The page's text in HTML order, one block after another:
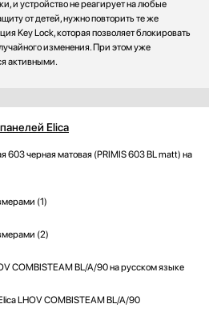
и устройство не реагирует на любые
от детей, нужно повторить те же
Key Lock, которая позволяет блокировать
изменения. При этом уже
активными.
Elica
603 черная матовая (PRIMIS 603 BL matt) на
(1)
(2)
COMBISTEAM BL/A/90 на русском языке
LHOV COMBISTEAM BL/A/90